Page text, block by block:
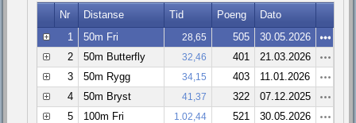
Nr Distanse Tid Poeng
Dato
1
50m Fri 28,65 505
30.05.2026
2
50m Butterfly 32,46 401
21.03.2026
3
50m Rygg 34,15 403
11.01.2026
4
50m Bryst 41,37 322
07.12.2025
5
100m Fri 1.02,44 521
30.05.2026